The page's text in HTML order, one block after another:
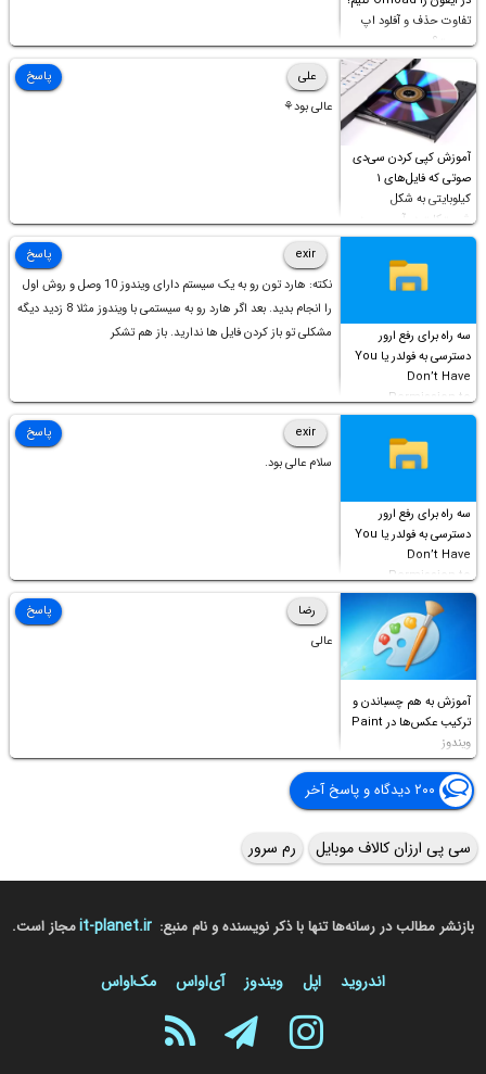
تفاوت حذف و آفلود اپ
چیست؟
آموزش کپی کردن سی‌دی
صوتی که فایل‌های ۱
کیلوبایتی به شکل
شورت‌کات در آن موجود
است!
علی
عالی بود⚘
پاسخ
سه راه برای رفع ارور
دسترسی به فولدر یا You
Don’t Have
Permission to
Access this folder
exir
نکته: هارد تون رو به یک سیستم دارای ویندوز 10 وصل و روش اول
را انجام بدید. بعد اگر هارد رو به سیستمی با ویندوز مثلا 8 زدید دیگه
مشکلی تو باز کردن فایل ها ندارید. باز هم تشکر
پاسخ
سه راه برای رفع ارور
دسترسی به فولدر یا You
Don’t Have
Permission to
Access this folder
exir
سلام عالی بود.
پاسخ
آموزش به هم چسباندن و
ترکیب عکس‌ها در Paint
ویندوز
رضا
عالی
پاسخ
۲۰۰ دیدگاه و پاسخ آخر
سی پی ارزان کالاف موبایل رم سرور
بازنشر مطالب در رسانه‌ها تنها با ذکر نویسنده و نام منبع: it-planet.irمجاز است.
اندروید اپل ویندوز آی‌او‌اس مک‌او‌اس